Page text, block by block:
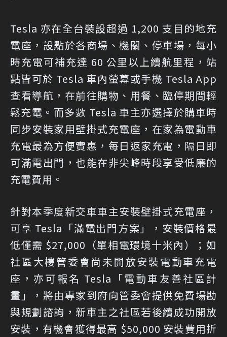
Tesla 亦在全台裝設超過 1,200 支目的地充
電座，設點於各商場、機關、停車場，每小
時充電可補充達 60 公里以上續航里程，站
點皆可於 Tesla 車內螢幕或手機 Tesla App
查看導航，在前往購物、用餐、臨停期間輕
鬆充電。而多數 Tesla 車主亦選擇於購車時
同步安裝家用壁掛式充電座，在家為電動車
充電最為方便實惠，每日返家充電，隔日即
可滿電出門，也能在非尖峰時段享受低廉的
充電費用。
針對本季度新交車車主安裝壁掛式充電座，
可享 Tesla「滿電出門方案」，安裝價格最
低僅需 $27,000（單相電環境十米內）；如
社區大樓管委會尚未開放安裝電動車充電
座，亦可報名 Tesla「電動車友善社區計
畫」，將由專家到府向管委會提供免費場勘
與規劃諮詢，新車主之社區若後續成功開放
安裝，有機會獲得最高 $50,000 安裝費用折